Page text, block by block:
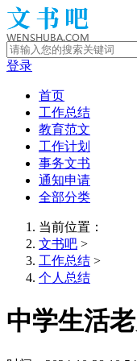
登录
首页
工作总结
教育范文
工作计划
事务文书
通知申请
全部分类
当前位置：
文书吧 >
工作总结 >
个人总结
中学生活